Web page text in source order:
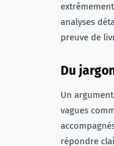
analyses
preuve de
Du
Un
vagues
répondre